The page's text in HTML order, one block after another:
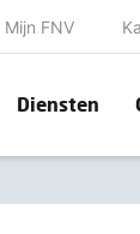
Mijn FNV
Diensten